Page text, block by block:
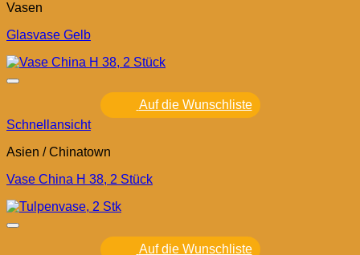
Vasen
Glasvase Gelb
Auf die Wunschliste
Schnellansicht
Asien / Chinatown
Vase China H 38, 2 Stück
Auf die Wunschliste